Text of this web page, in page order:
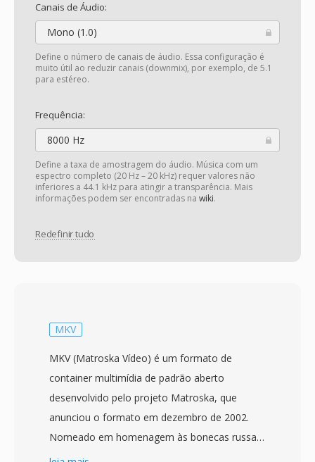
Canais de Áudio:
Mono (1.0)
Define o número de canais de áudio. Essa configuração é
muito útil ao reduzir canais (downmix), por exemplo, de 5.1
para estéreo.
Frequência:
8000 Hz
Define a taxa de amostragem do áudio. Música com um
espectro completo (20 Hz – 20 kHz) requer valores não
inferiores a 44.1 kHz para atingir a transparência. Mais
informações podem ser encontradas na wiki.
Redefinir tudo
MKV
MKV (Matroska Vídeo) é um formato de
container multimídia de padrão aberto
desenvolvido pelo projeto Matroska, que
anunciou o formato em dezembro de 2002.
Nomeado em homenagem às bonecas russas
matrioshka, o formato é construído sobre a